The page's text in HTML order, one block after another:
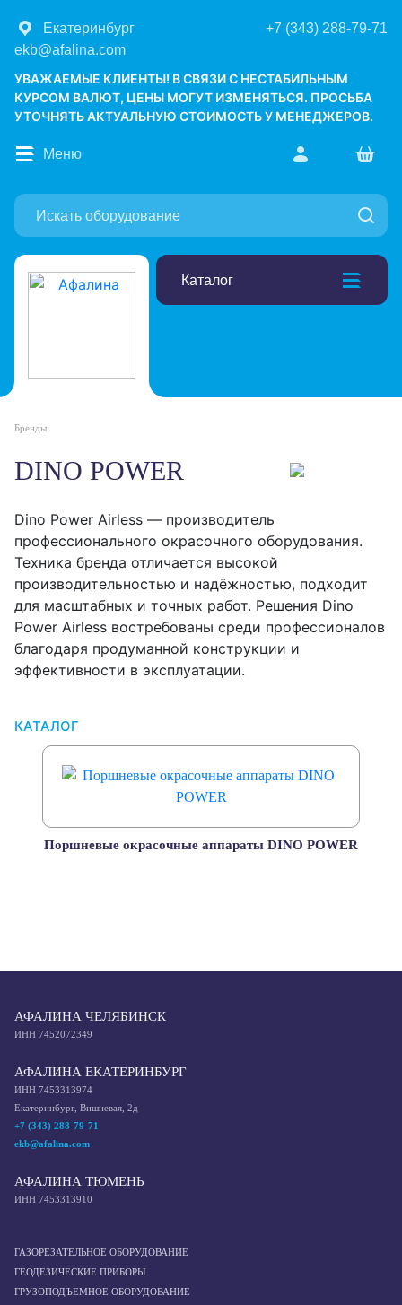
Екатеринбург
+7 (343) 288-79-71
ekb@afalina.com
УВАЖАЕМЫЕ КЛИЕНТЫ! В СВЯЗИ С НЕСТАБИЛЬНЫМ
КУРСОМ ВАЛЮТ, ЦЕНЫ МОГУТ ИЗМЕНЯТЬСЯ. ПРОСЬБА
УТОЧНЯТЬ АКТУАЛЬНУЮ СТОИМОСТЬ У МЕНЕДЖЕРОВ.
Каталог
Меню
Бренды
DINO POWER
Dino Power Airless — производитель
профессионального окрасочного оборудования.
Техника бренда отличается высокой
производительностью и надёжностью, подходит
для масштабных и точных работ. Решения Dino
Power Airless востребованы среди профессионалов
благодаря продуманной конструкции и
эффективности в эксплуатации.
КАТАЛОГ
Поршневые окрасочные аппараты DINO POWER
АФАЛИНА ЧЕЛЯБИНСК
ИНН 7452072349
АФАЛИНА ЕКАТЕРИНБУРГ
ИНН 7453313974
Екатеринбург, Вишневая, 2д
+7 (343) 288-79-71
ekb@afalina.com
АФАЛИНА ТЮМЕНЬ
ИНН 7453313910
ГАЗОРЕЗАТЕЛЬНОЕ ОБОРУДОВАНИЕ
ГЕОДЕЗИЧЕСКИЕ ПРИБОРЫ
ГРУЗОПОДЪЕМНОЕ ОБОРУДОВАНИЕ